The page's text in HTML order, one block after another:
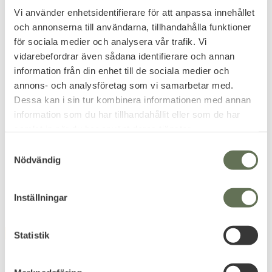
Vi använder enhetsidentifierare för att anpassa innehållet
och annonserna till användarna, tillhandahålla funktioner
för sociala medier och analysera vår trafik. Vi
vidarebefordrar även sådana identifierare och annan
information från din enhet till de sociala medier och
annons- och analysföretag som vi samarbetar med.
Dessa kan i sin tur kombinera informationen med annan
information som du har tillhandahållit eller som de har
Nödvändig
Inställningar
Statistik
Add to favorites
Robust Väktare
Hundförarpiké Kort Ärm
Emblem väktare vänster bröst
Add to favorites
Patch Litet
Hundförarmärke
Kardborre Grå
Patch för hundförare med
FAVORITE